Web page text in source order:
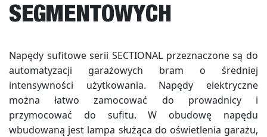
SEGMENTOWYCH
Napędy sufitowe serii SECTIONAL przeznaczone są do
automatyzacji garażowych bram o średniej
intensywności użytkowania. Napędy elektryczne
można łatwo zamocować do prowadnicy i
przymocować do sufitu. W obudowę napędu
wbudowaną jest lampa służąca do oświetlenia garażu,